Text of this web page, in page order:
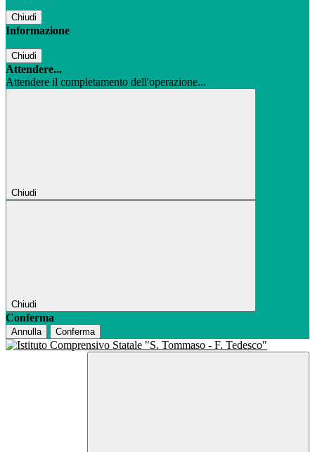
Chiudi
Informazione
Chiudi
Attendere...
Attendere il completamento dell'operazione...
Chiudi
Chiudi
Conferma
Annulla Conferma